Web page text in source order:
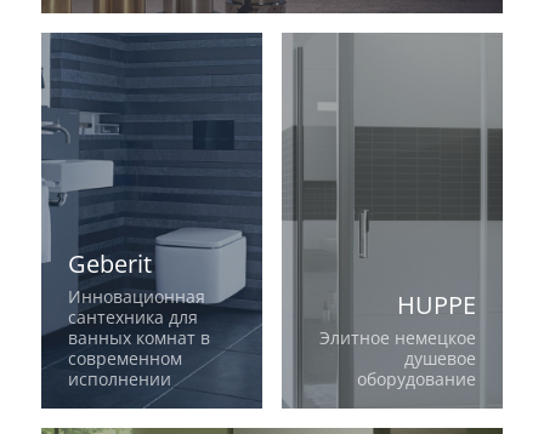
Geberit
Инновационная
сантехника для
ванных комнат в
современном
исполнении
HUPPE
Элитное немецкое
душевое
оборудование